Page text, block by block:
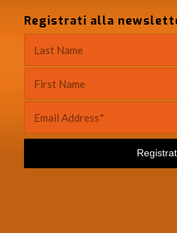
Registrati alla